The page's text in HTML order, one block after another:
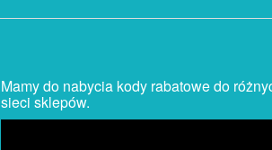
Mamy do nabycia kody rabatowe do
sieci sklepów.